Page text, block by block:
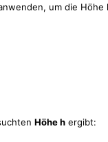
um die Höhe
Höhe h ergibt: